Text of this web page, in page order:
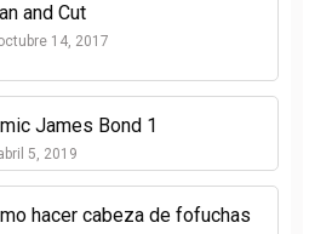
and Cut
14, 2017
James Bond 1
5, 2019
hacer cabeza de fofuchas